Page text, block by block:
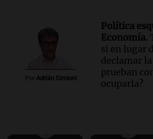
Por Adrián Simioni
Política
Economía.
si en lugar
declamar
prueban
ocuparla?